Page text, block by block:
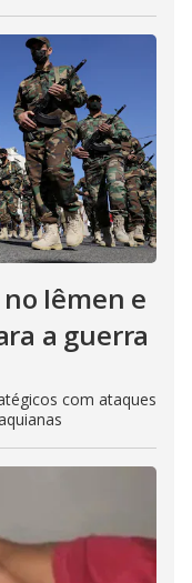
Iêmen e
a guerra
com ataques